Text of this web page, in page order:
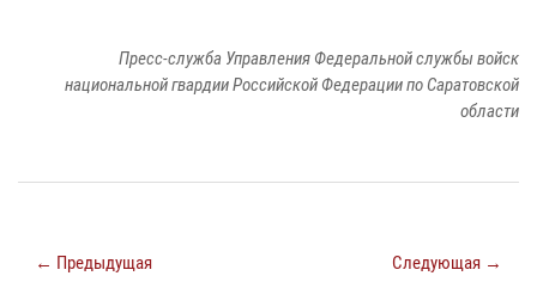
Пресс-служба Управления Федеральной службы войск
национальной гвардии Российской Федерации по Саратовской
области
← Предыдущая Следующая →